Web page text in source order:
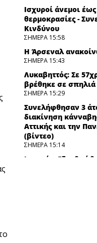
Ισχυροί άνεμοι
θερμοκρασίες -
Κινδύνου
ΣΗΜΕΡΑ 15:58
Η Άρσεναλ
ΣΗΜΕΡΑ 15:43
Λυκαβηττός: Σε
βρέθηκε σε
ΣΗΜΕΡΑ 15:29
Συνελήφθησαν 3
διακίνηση
Αττικής και την
(βίντεο)
ΣΗΜΕΡΑ 15:14
Ισπανία: